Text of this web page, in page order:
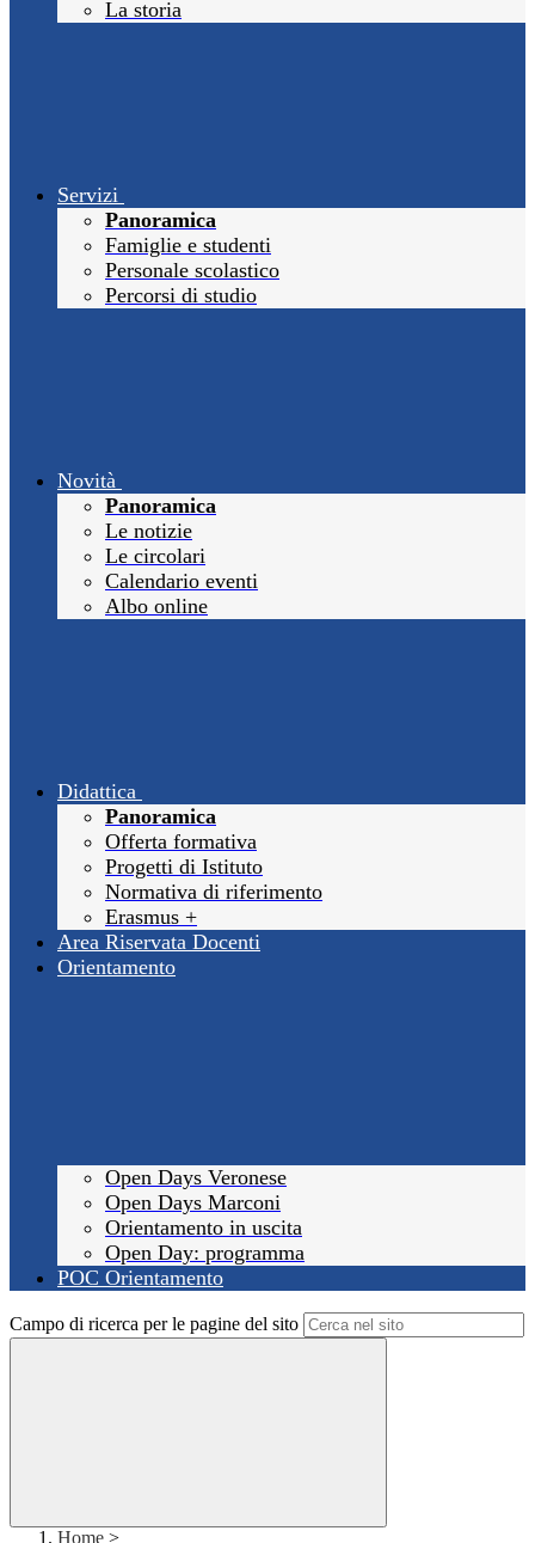
La storia
Servizi
Panoramica
Famiglie e studenti
Personale scolastico
Percorsi di studio
Novità
Panoramica
Le notizie
Le circolari
Calendario eventi
Albo online
Didattica
Panoramica
Offerta formativa
Progetti di Istituto
Normativa di riferimento
Erasmus +
Area Riservata Docenti
Orientamento
Open Days Veronese
Open Days Marconi
Orientamento in uscita
Open Day: programma
POC Orientamento
Campo di ricerca per le pagine del sito
Home >